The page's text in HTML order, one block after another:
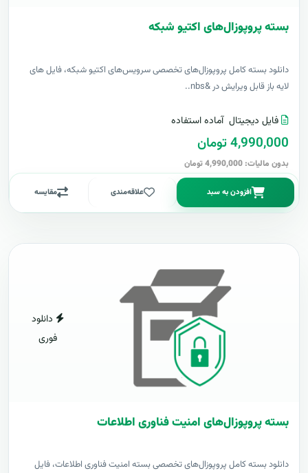
بسته پروپوزال‌های اکتیو شبکه
دانلود بسته کامل پروپوزال‌های تخصصی سرویس‌های اکتیو شبکه، فایل های
لایه باز قابل ویرایش در &nbs..
فایل دیجیتال آماده استفاده
4,990,000 تومان
بدون مالیات: 4,990,000 تومان
افزودن به سبد علاقه‌مندی مقایسه
دانلود
فوری
بسته پروپوزال‌های امنیت فناوری اطلاعات
دانلود بسته کامل پروپوزال‌های تخصصی بسته امنیت فناوری اطلاعات، فایل